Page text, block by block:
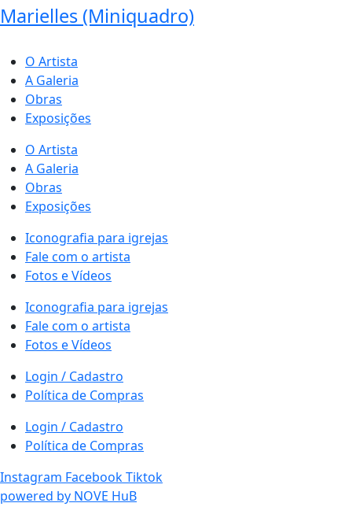
Marielles (Miniquadro)
O Artista
A Galeria
Obras
Exposições
O Artista
A Galeria
Obras
Exposições
Iconografia para igrejas
Fale com o artista
Fotos e Vídeos
Iconografia para igrejas
Fale com o artista
Fotos e Vídeos
Login / Cadastro
Política de Compras
Login / Cadastro
Política de Compras
Instagram FacebookTiktok
powered by NOVE HuB